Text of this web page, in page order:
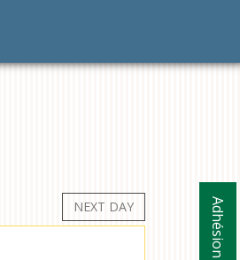
Adhésion
NEXT DAY